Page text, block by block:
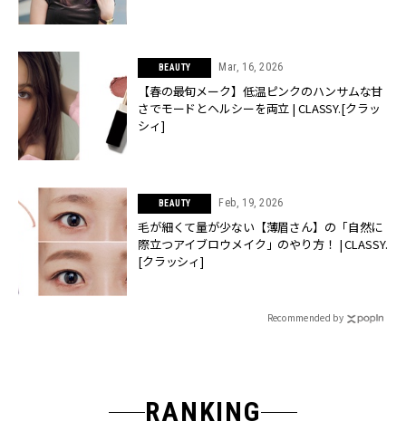
BEAUTY Mar, 16, 2026
【春の最旬メーク】低温ピンクのハンサムな甘
さでモードとヘルシーを両立 | CLASSY.[クラッ
シィ]
BEAUTY Feb, 19, 2026
毛が細くて量が少ない【薄眉さん】の「自然に
際立つアイブロウメイク」のやり方！ | CLASSY.
[クラッシィ]
Recommended by
RANKING